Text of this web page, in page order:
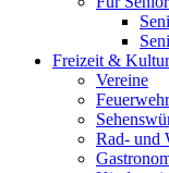
Freizeit & Kultur
Vereine
Rad- und